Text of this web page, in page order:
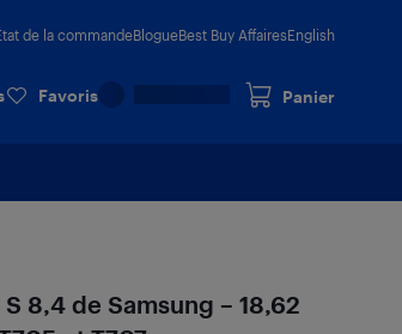
de la commandeBlogueBest Buy AffairesEnglish
Favoris Panier
8,4 de Samsung – 18,62